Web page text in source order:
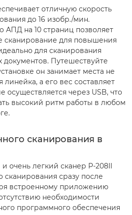
отличную скорость
до 16 изобр./мин.
АПД на 10 страниц позволяет
сканирование для повышения
для сканирования
документов. Путешествуйте
он занимает места не
а его вес составляет
осуществляется через USB, что
высокий ритм работы в любом
сканирования в
очень легкий сканер P-208II
сканирования сразу после
встроенному приложению
необходимости
программного обеспечения